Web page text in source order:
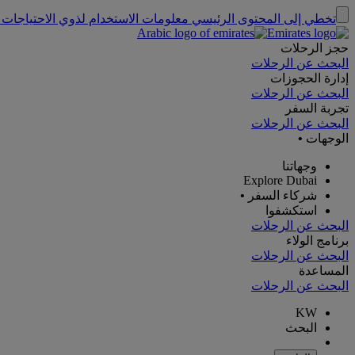
تخطي إلى المحتوى الرئيسي معلومات الاستخدام لذوي
حجز الرحلات
البحث عن الرحلات
إدارة الحجوزات
البحث عن الرحلات
تجربة السفر
البحث عن الرحلات
الوجهات •
وجهاتنا
Explore Dubai
شركاء السفر •
استكشفوا
البحث عن الرحلات
برنامج الولاء
البحث عن الرحلات
المساعدة
البحث عن الرحلات
KW
البحث